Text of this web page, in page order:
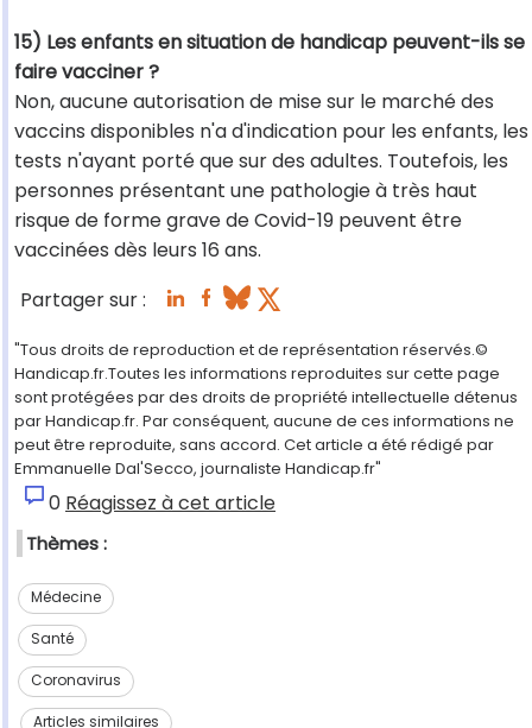
15) Les enfants en situation de handicap peuvent-ils se
faire vacciner ?
Non, aucune autorisation de mise sur le marché des
vaccins disponibles n'a d'indication pour les enfants, les
tests n'ayant porté que sur des adultes. Toutefois, les
personnes présentant une pathologie à très haut
risque de forme grave de Covid-19 peuvent être
vaccinées dès leurs 16 ans.
Partager sur :
"Tous droits de reproduction et de représentation réservés.©
Handicap.fr.Toutes les informations reproduites sur cette page
sont protégées par des droits de propriété intellectuelle détenus
par Handicap.fr. Par conséquent, aucune de ces informations ne
peut être reproduite, sans accord. Cet article a été rédigé par
Emmanuelle Dal'Secco, journaliste Handicap.fr"
0 Réagissez à cet article
Thèmes :
Médecine
Santé
Coronavirus
Articles similaires